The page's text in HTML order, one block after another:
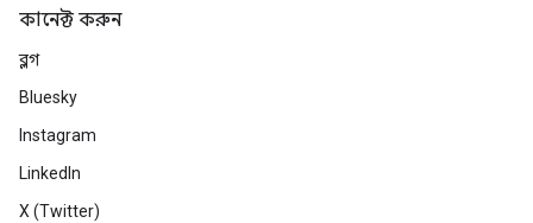
কানেক্ট করুন
ব্লগ
Bluesky
Instagram
LinkedIn
X (Twitter)